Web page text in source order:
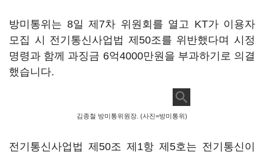
방미통위는 8일 제7차 위원회를 열고 KT가 이용자
모집 시 전기통신사업법 제50조를 위반했다며 시정
명령과 함께 과징금 6억4000만원을 부과하기로 의결
했습니다.
김종철 방미통위원장. (사진=방미통위)
전기통신사업법 제50조 제1항 제5호는 전기통신이